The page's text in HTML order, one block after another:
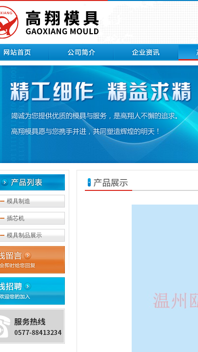
模具制造
插芯机
模具制品展示